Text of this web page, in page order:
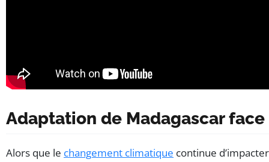
Adaptation de Madagascar
Alors que le changement climatique continue